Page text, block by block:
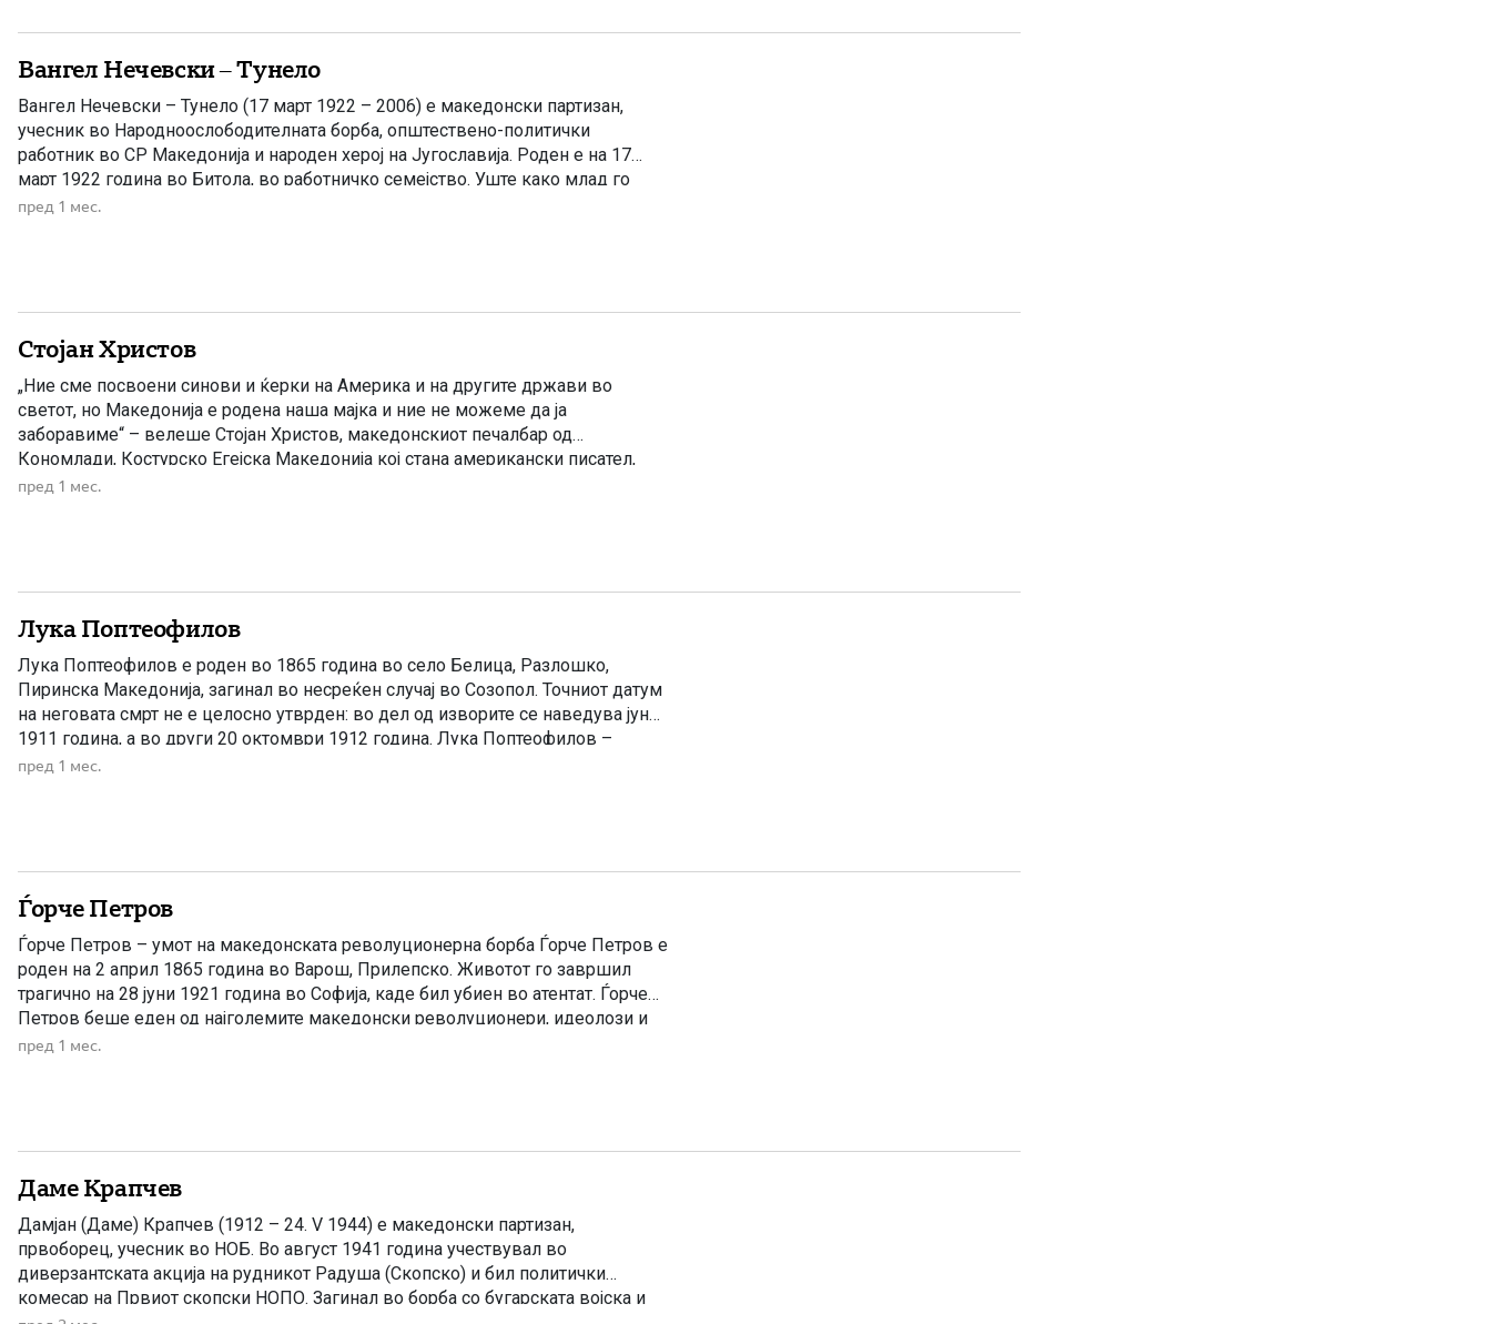
Вангел Нечевски – Тунело
Вангел Нечевски – Тунело (17 март 1922 – 2006) е македонски партизан,
учесник во Народноослободителната борба, општествено-политички
работник во СР Македонија и народен херој на Југославија. Роден е на 17
март 1922 година во Битола, во работничко семејство. Уште како млад го
почувствувал товарот на тешкиот живот. По завршувањето на основното
пред 1 мес.
Стојан Христов
„Ние сме посвоени синови и ќерки на Америка и на другите држави во
светот, но Македонија е родена наша мајка и ние не можеме да ја
заборавиме“ – велеше Стојан Христов, македонскиот печалбар од
Кономлади, Костурско Егејска Македонија кој стана американски писател,
новинар и сенатор. Стојан Христов (1898 – 1996) – македонскиот печалбар
пред 1 мес.
Лука Поптеофилов
Лука Поптеофилов е роден во 1865 година во село Белица, Разлошко,
Пиринска Македонија, загинал во несреќен случај во Созопол. Точниот датум
на неговата смрт не е целосно утврден: во дел од изворите се наведува јуни
1911 година, а во други 20 октомври 1912 година. Лука Поптеофилов –
учителот од Белица кој ја ширеше македонската револуционерна […]
пред 1 мес.
Ѓорче Петров
Ѓорче Петров – умот на македонската револуционерна борба Ѓорче Петров е
роден на 2 април 1865 година во Варош, Прилепско. Животот го завршил
трагично на 28 јуни 1921 година во Софија, каде бил убиен во атентат. Ѓорче
Петров беше еден од најголемите македонски револуционери, идеолози и
организатори на македонското ослободително движење — човек кој со […]
пред 1 мес.
Даме Крапчев
Дамјан (Даме) Крапчев (1912 – 24. V 1944) е македонски партизан,
првоборец, учесник во НОБ. Во август 1941 година учествувал во
диверзантската акција на рудникот Радуша (Скопско) и бил политички
комесар на Првиот скопски НОПО. Загинал во борба со бугарската војска и